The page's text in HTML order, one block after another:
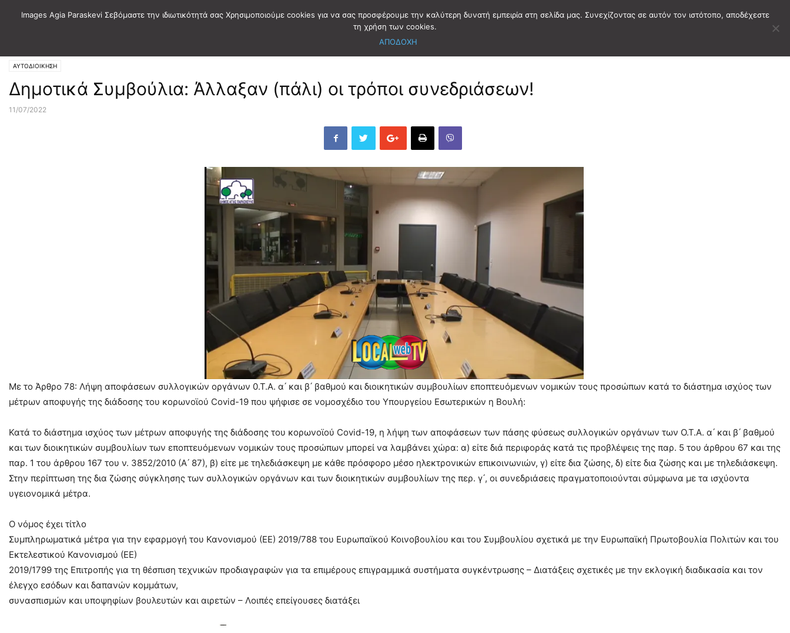
ΑΥΤΟΔΙΟΙΚΗΣΗ
Δημοτικά Συμβούλια: Άλλαξαν (πάλι) οι τρόποι συνεδριάσεων!
11/07/2022
Με το Άρθρο 78: Λήψη αποφάσεων συλλογικών οργάνων 0.Τ.Α. α ́ και β ́ βαθμού και διοικητικών συμβουλίων εποπτευόμενων νομικών τους προσώπων κατά το διάστημα ισχύος των
μέτρων αποφυγής της διάδοσης του κορωνοϊού Covid-19 που ψήφισε σε νομoσχέδιο του Υπουργείου Εσωτερικών η Βουλή:
Κατά το διάστημα ισχύος των μέτρων αποφυγής της διάδοσης του κορωνοϊού Covid-19, η λήψη των αποφάσεων των πάσης φύσεως συλλογικών οργάνων των Ο.Τ.Α. α ́ και β ́ βαθμού
και των διοικητικών συμβουλίων των εποπτευόμενων νομικών τους προσώπων μπορεί να λαμβάνει χώρα: α) είτε διά περιφοράς κατά τις προβλέψεις της παρ. 5 του άρθρου 67 και της
παρ. 1 του άρθρου 167 του ν. 3852/2010 (Α ́ 87), β) είτε με τηλεδιάσκεψη με κάθε πρόσφορο μέσο ηλεκτρονικών επικοινωνιών, γ) είτε δια ζώσης, δ) είτε δια ζώσης και με τηλεδιάσκεψη.
Στην περίπτωση της δια ζώσης σύγκλησης των συλλογικών οργάνων και των διοικητικών συμβουλίων της περ. γ ́, οι συνεδριάσεις πραγματοποιούνται σύμφωνα με τα ισχύοντα
υγειονομικά μέτρα.
Ο νόμος έχει τίτλο
Συμπληρωματικά μέτρα για την εφαρμογή του Κανονισμού (ΕΕ) 2019/788 του Ευρωπαϊκού Κοινοβουλίου και του Συμβουλίου σχετικά με την Ευρωπαϊκή Πρωτοβουλία Πολιτών και του
Εκτελεστικού Κανονισμού (ΕΕ)
2019/1799 της Επιτροπής για τη θέσπιση τεχνικών προδιαγραφών για τα επιμέρους επιγραμμικά συστήματα συγκέντρωσης – Διατάξεις σχετικές με την εκλογική διαδικασία και τον
έλεγχο εσόδων και δαπανών κομμάτων,
συνασπισμών και υποψηφίων βουλευτών και αιρετών – Λοιπές επείγουσες διατάξει
Images Agia Paraskevi Σεβόμαστε την ιδιωτικότητά σας Χρησιμοποιούμε cookies για να σας προσφέρουμε την καλύτερη δυνατή εμπειρία στη σελίδα μας. Συνεχίζοντας σε αυτόν τον ιστότοπο, αποδέχεστε
τη χρήση των cookies.
ΑΠΟΔΟΧΗ